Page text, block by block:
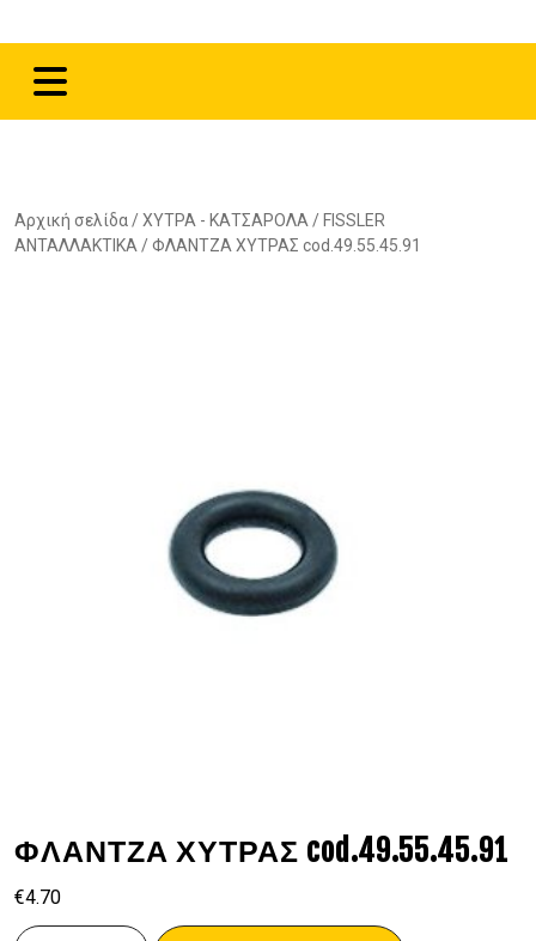
Αρχική σελίδα /ΧΥΤΡΑ - ΚΑΤΣΑΡΟΛΑ / FISSLER
ΑΝΤΑΛΛΑΚΤΙΚΑ / ΦΛΑΝΤΖΑ ΧΥΤΡΑΣ cod.49.55.45.91
ΦΛΑΝΤΖΑ ΧΥΤΡΑΣ cod.49.55.45.91
€4.70